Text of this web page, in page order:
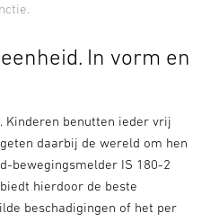
In vorm en
Kinderen benutten ieder vrij
daarbij de wereld om hen
bewegingsmelder IS 180-2
hierdoor de beste
beschadigingen of het per